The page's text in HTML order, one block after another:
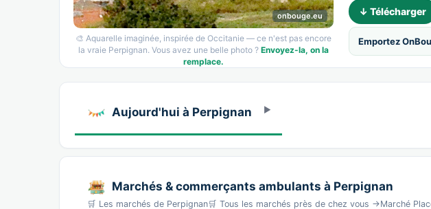
onbouge.eu
🎨 Aquarelle imaginée, inspirée de Occitanie — ce n'est pas encore
la vraie Perpignan. Vous avez une belle photo ? Envoyez-la, on la
remplace.
↓ Télécharger
Emportez
Aujourd'hui à Perpignan
Marchés & commerçants ambulants à Perpignan
🛒 Les marchés de Perpignan🛒 Tous les marchés près de chez vous →Marché